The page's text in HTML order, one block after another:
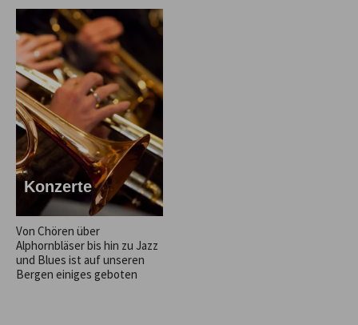
Konzerte
Von Chören über
Alphornbläser bis hin zu Jazz
und Blues ist auf unseren
Bergen einiges geboten